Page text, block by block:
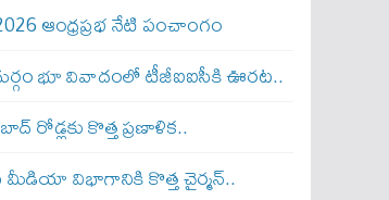
ఆంధ్రప్రభ నేటి పంచాంగం
భూ వివాదంలో టీజీఐఐసీకి ఊరట..
రోడ్లకు కొత్త ప్రణాళిక..
మీడియా విభాగానికి కొత్త చైర్మన్..